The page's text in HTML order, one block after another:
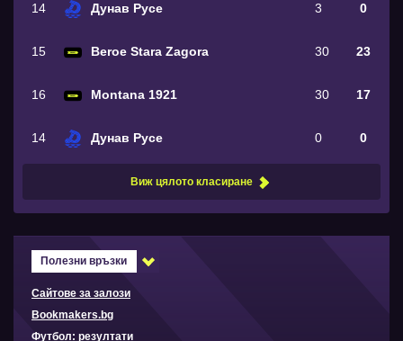
14 Дунав Русе 3 0
15 Beroe Stara Zagora 30 23
16 Montana 1921 30 17
14 Дунав Русе 0 0
Виж цялото класиране
Полезни връзки
Сайтове за залози
Bookmakers.bg
Футбол: резултати